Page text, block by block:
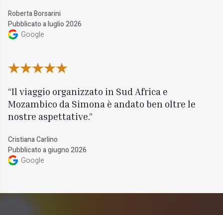
Roberta Borsarini
Pubblicato a luglio 2026
Google
Il viaggio organizzato in Sud Africa e
Mozambico da Simona è andato ben oltre le
nostre aspettative.
Cristiana Carlino
Pubblicato a giugno 2026
Google